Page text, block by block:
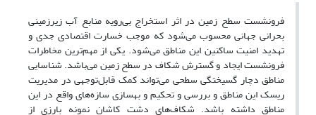
فرونشست سطح زمین در اثر استخراج بی‌رویه منابع آب زیر‌زمینی
بحرانی جهانی محسوب می‌شود که موجب خسارت اقتصادی جدی و
تهدید امنیت ساکنین این مناطق می‌شود. یکی از مهم‌ترین مخاطرات
فرونشست ایجاد و گسترش شکاف در سطح زمین می‌باشد. شناسایی
مناطق دچار گسیختگی سطحی می‌تواند کمک قابل‌توجهی در مدیریت
ریسک این مناطق و بررسی و تحکیم و بهسازی سازه‌های واقع در این
مناطق داشته باشد. شکاف‌های دشت کاشان نمونه بارزی از